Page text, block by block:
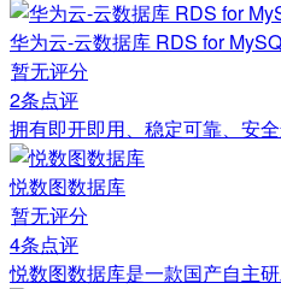
华为云-云数据库 RDS for
暂无评分
2条点评
拥有即开即用、稳定可靠、安
悦数图数据库
暂无评分
4条点评
悦数图数据库是一款国产自主